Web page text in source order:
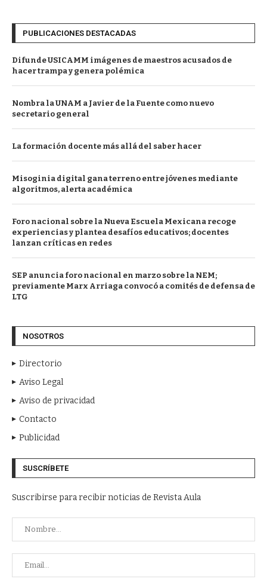
PUBLICACIONES DESTACADAS
Difunde USICAMM imágenes de maestros acusados de
hacer trampa y genera polémica
Nombra la UNAM a Javier de la Fuente como nuevo
secretario general
La formación docente más allá del saber hacer
Misoginia digital gana terreno entre jóvenes mediante
algoritmos, alerta académica
Foro nacional sobre la Nueva Escuela Mexicana recoge
experiencias y plantea desafíos educativos; docentes
lanzan críticas en redes
SEP anuncia foro nacional en marzo sobre la NEM;
previamente Marx Arriaga convocó a comités de defensa de
LTG
NOSOTROS
Directorio
Aviso Legal
Aviso de privacidad
Contacto
Publicidad
SUSCRÍBETE
Suscribirse para recibir noticias de Revista Aula